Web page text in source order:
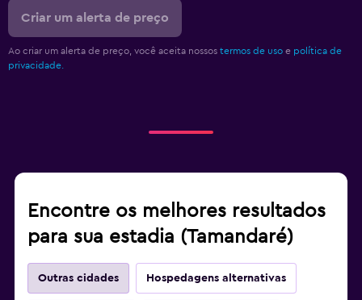
Criar um alerta de preço
Ao criar um alerta de preço, você aceita nossos termos de uso e política de
privacidade.
Encontre os melhores resultados
para sua estadia (Tamandaré)
Outras cidades Hospedagens alternativas